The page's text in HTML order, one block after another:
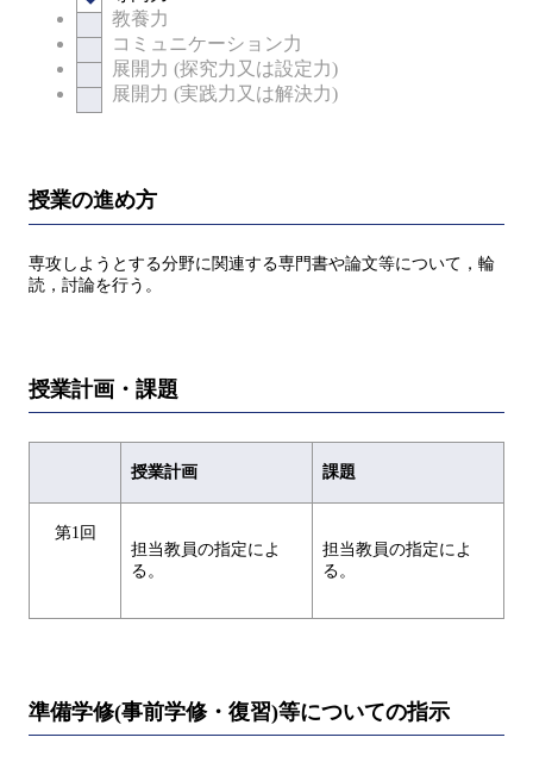
教養力
コミュニケーション力
展開力 (探究力又は設定力)
展開力 (実践力又は解決力)
授業の進め方
専攻しようとする分野に関連する専門書や論文等について，輪
読，討論を行う。
授業計画・課題
授業計画 課題
第1回
担当教員の指定によ
る。
担当教員の指定によ
る。
準備学修(事前学修・復習)等についての指示